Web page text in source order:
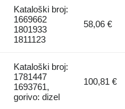
Kataloški broj:
1669662
1801933
1811123
58,06 €
Kataloški broj:
1781447
1693761,
gorivo: dizel
100,81 €